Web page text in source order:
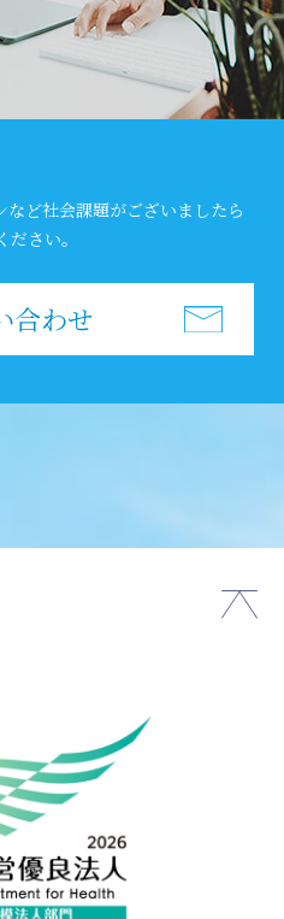
ど社会課題がございましたら
さい。
合わせ